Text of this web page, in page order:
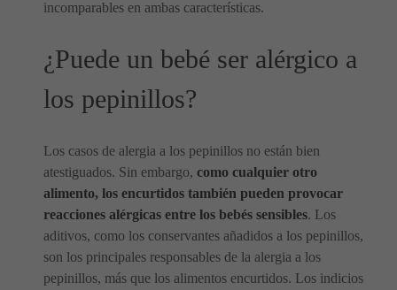
incomparables en ambas características.
¿Puede un bebé ser alérgico a
los pepinillos?
Los casos de alergia a los pepinillos no están bien
atestiguados. Sin embargo, como cualquier otro
alimento, los encurtidos también pueden provocar
reacciones alérgicas entre los bebés sensibles. Los
aditivos, como los conservantes añadidos a los pepinillos,
son los principales responsables de la alergia a los
pepinillos, más que los alimentos encurtidos. Los indicios